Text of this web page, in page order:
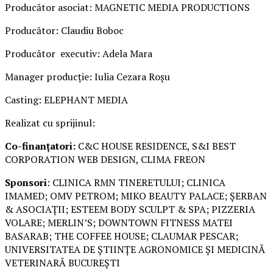
Producător asociat: MAGNETIC MEDIA PRODUCTIONS
Producător: Claudiu Boboc
Producător executiv: Adela Mara
Manager producție: Iulia Cezara Roșu
Casting: ELEPHANT MEDIA
Realizat cu sprijinul:
Co-finanțatori: C&C HOUSE RESIDENCE, S&I BEST
CORPORATION WEB DESIGN, CLIMA FREON
Sponsori: CLINICA RMN TINERETULUI; CLINICA
IMAMED; OMV PETROM; MIKO BEAUTY PALACE; ȘERBAN
& ASOCIAȚII; ESTEEM BODY SCULPT & SPA; PIZZERIA
VOLARE; MERLIN’S; DOWNTOWN FITNESS MATEI
BASARAB; THE COFFEE HOUSE; CLAUMAR PESCAR;
UNIVERSITATEA DE ȘTIINȚE AGRONOMICE ȘI MEDICINĂ
VETERINARĂ BUCUREȘTI